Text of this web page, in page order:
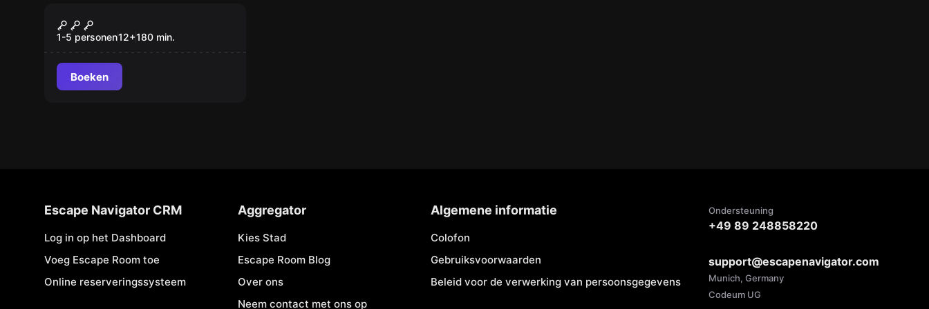
World City Trail
1-5 personen12+180 min.
Boeken
Escape Navigator CRM
Log in op het Dashboard
Voeg Escape Room toe
Online reserveringssysteem
Aggregator
Kies Stad
Escape Room Blog
Over ons
Neem contact met ons op
Algemene informatie
Colofon
Gebruiksvoorwaarden
Beleid voor de verwerking van persoonsgegevens
Ondersteuning
+49 89 248858220
support@escapenavigator.com
Munich, Germany
Codeum UG